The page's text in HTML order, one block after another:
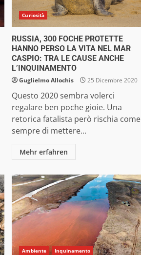
Curiosità
RUSSIA, 300 FOCHE PROTETTE
HANNO PERSO LA VITA NEL MAR
CASPIO: TRA LE CAUSE ANCHE
L’INQUINAMENTO
Guglielmo Allochis 25 Dicembre 2020
Questo 2020 sembra volerci
regalare ben poche gioie. Una
retorica fatalista però rischia come
sempre di mettere...
Mehr erfahren
Ambiente Inquinamento